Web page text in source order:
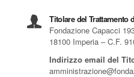
Titolare del Trattamento
Fondazione Capacci
18100 Imperia – C.F.
Indirizzo email del